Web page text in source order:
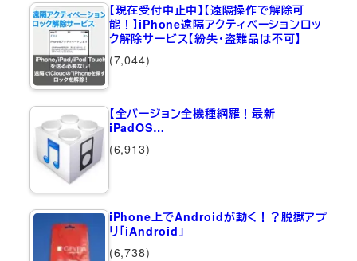
【現在受付中止中】【遠隔操作で解除可
能！】iPhone遠隔アクティベーションロッ
ク解除サービス【紛失・盗難品は不可】
(7,044)
【全バージョン全機種網羅！最新
iPadOS…
(6,913)
iPhone上でAndroidが動く！？脱獄アプ
リ「iAndroid」
(6,738)